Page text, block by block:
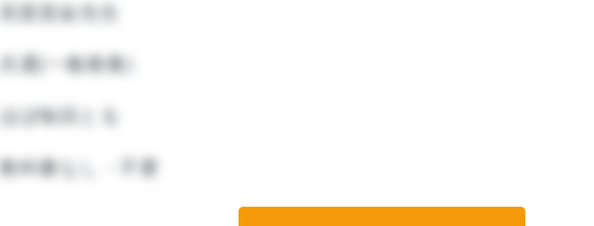
高梨直紘先生
共通(一般教養)
ほぼ毎回とる
教科書なし・不要